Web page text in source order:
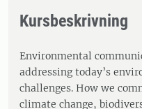
Kursbeskrivning
Environmental
addressing today’s
challenges. How we
climate change,